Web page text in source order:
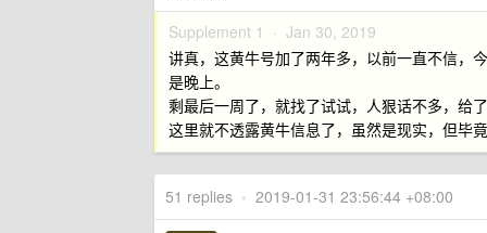
Supplement 1 · Jan 30, 2019
讲真，这黄牛号加了两年多，以前一直不信，
是晚上。
剩最后一周了，就找了试试，人狠话不多，给
这里就不透露黄牛信息了，虽然是现实，但毕
51 replies • 2019-01-31 23:56:44 +08:00